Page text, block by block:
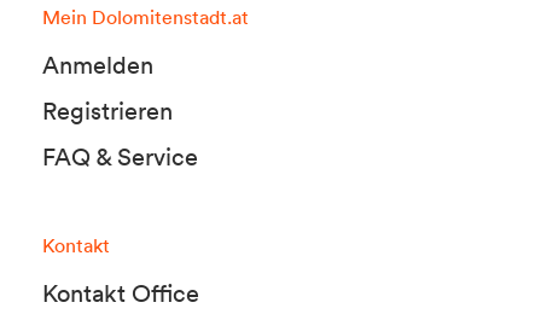
Mein Dolomitenstadt.at
Anmelden
Registrieren
FAQ & Service
Kontakt
Kontakt Office